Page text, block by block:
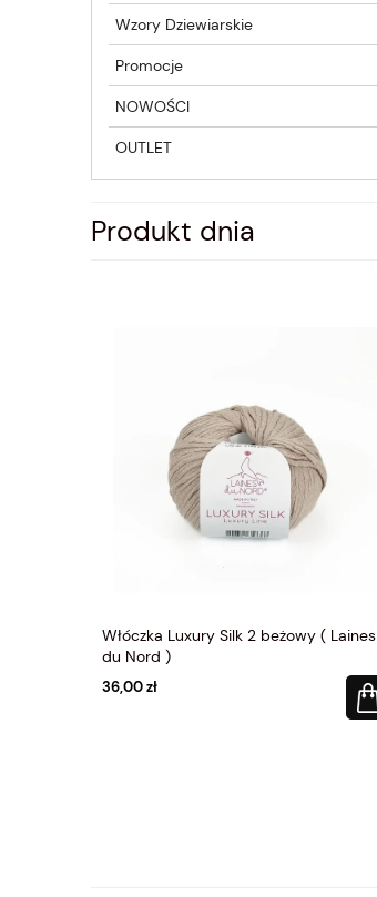
Wzory Dziewiarskie
Promocje
NOWOŚCI
OUTLET
Produkt dnia
Włóczka Luxury Silk 2 beżowy ( Laines
du Nord )
36,00 zł